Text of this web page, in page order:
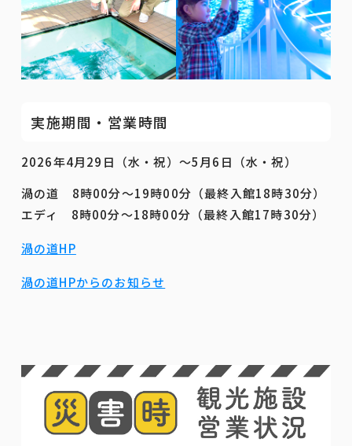
実施期間・営業時間
2026年4月29日（水・祝）～5月6日（水・祝）
渦の道 8時00分～19時00分（最終入館18時30分）
エディ 8時00分～18時00分（最終入館17時30分）
渦の道HP
渦の道HPからのお知らせ